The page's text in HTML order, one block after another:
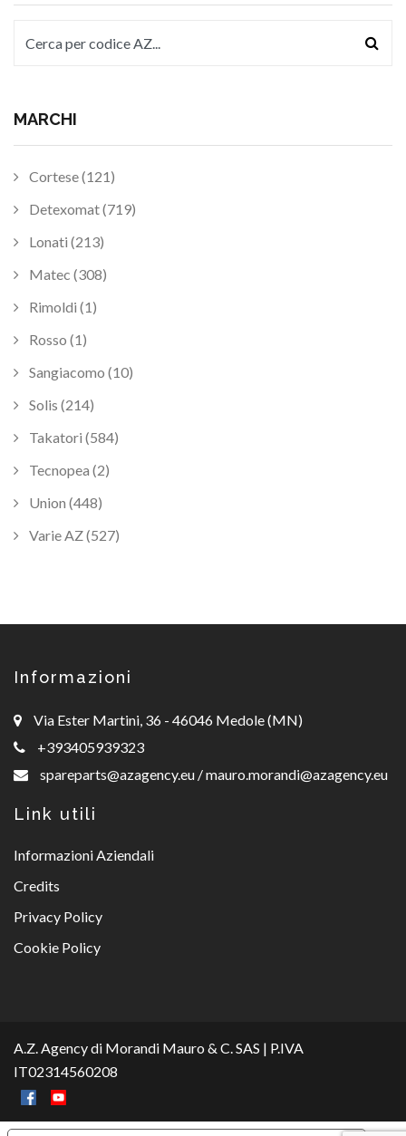
MARCHI
Cortese (121)
Detexomat (719)
Lonati (213)
Matec (308)
Rimoldi (1)
Rosso (1)
Sangiacomo (10)
Solis (214)
Takatori (584)
Tecnopea (2)
Union (448)
Varie AZ (527)
Informazioni
Via Ester Martini, 36 - 46046 Medole (MN)
+393405939323
spareparts@azagency.eu /mauro.morandi@azagency.eu
Link utili
Informazioni Aziendali
Credits
Privacy Policy
Cookie Policy
A.Z. Agency di Morandi Mauro & C. SAS | P.IVA
IT02314560208